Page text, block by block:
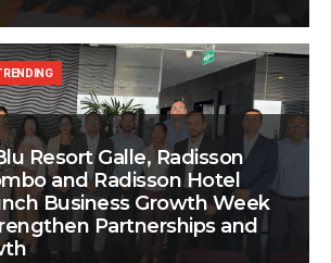
Resort Galle, Radisson
and Radisson Hotel
Business Growth Week
Partnerships and